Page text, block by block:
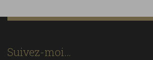
Suivez-moi…